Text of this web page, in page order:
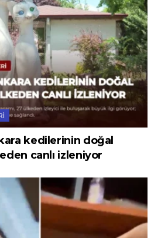
kedilerinin doğal
canlı izleniyor